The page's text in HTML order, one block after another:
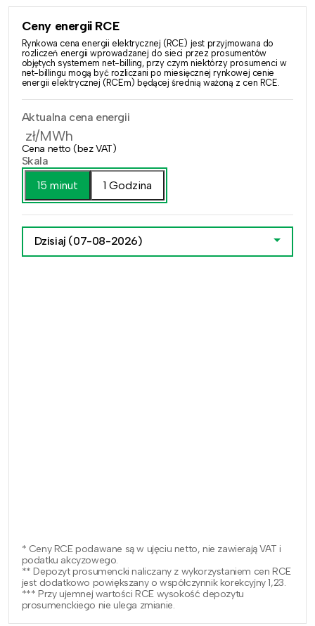
Ceny energii RCE
Rynkowa cena energii elektrycznej (RCE) jest przyjmowana do
rozliczeń energii wprowadzanej do sieci przez prosumentów
objętych systemem net-billing, przy czym niektórzy prosumenci w
net-billingu mogą być rozliczani po miesięcznej rynkowej cenie
energii elektrycznej (RCEm) będącej średnią ważoną z cen RCE.
Aktualna cena energii
zł/MWh
Cena netto (bez VAT)
Skala
15 minut
1 Godzina
Dzisiaj (07-08-2026)
* Ceny RCE podawane są w ujęciu netto, nie zawierają VAT i
podatku akcyzowego.
** Depozyt prosumencki naliczany z wykorzystaniem cen RCE
jest dodatkowo powiększany o współczynnik korekcyjny 1,23.
*** Przy ujemnej wartości RCE wysokość depozytu
prosumenckiego nie ulega zmianie.